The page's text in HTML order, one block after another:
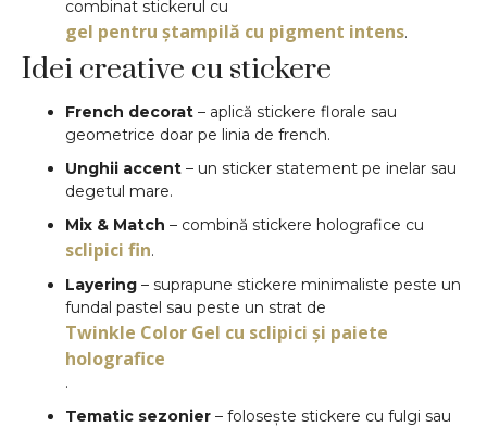
combinat stickerul cu
gel pentru ștampilă cu pigment intens.
Idei creative cu stickere
French decorat – aplică stickere florale sau
geometrice doar pe linia de french.
Unghii accent – un sticker statement pe inelar sau
degetul mare.
Mix & Match – combină stickere holografice cu
sclipici fin.
Layering – suprapune stickere minimaliste peste un
fundal pastel sau peste un strat de
Twinkle Color Gel cu sclipici și paiete
holografice
.
Tematic sezonier – folosește stickere cu fulgi sau